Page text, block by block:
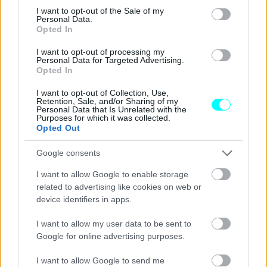
consent section.
I want to opt-out of the Sale of my
Personal Data.
Opted In
I want to opt-out of processing my
Personal Data for Targeted Advertising.
Opted In
I want to opt-out of Collection, Use,
Retention, Sale, and/or Sharing of my
Personal Data that Is Unrelated with the
Purposes for which it was collected.
Opted Out
Google consents
I want to allow Google to enable storage
related to advertising like cookies on web or
device identifiers in apps.
I want to allow my user data to be sent to
Google for online advertising purposes.
I want to allow Google to send me
αισθητικούς λόγους, αλλά και για την
ασφάλειατου
οδηγού και των επιβατών, μιας και -σε ακραίες
φωτιάς.
Ωστόσο, ο καθαρισμός του μοτέρ με μπύρα και σόδα δεν
γνωρίζουμε αν όντως είναι… τόσο καλή ιδέα, και σίγουρα
υπάρχουνπροϊόνταπου είναιεξελιγμένα για ακριβως
αυτή τη δουλειά.
Σίγουρα πιο ασφαλές είναι το επόμενο τρικ στο βίντεο
του Tik Toker, που αφορά στον καθαρισμό της
στο ταμπλό μέσα στην καμπίνα,
βουτηγμένο σε έναμείγμα νερού-μαλακτικού υγρού.